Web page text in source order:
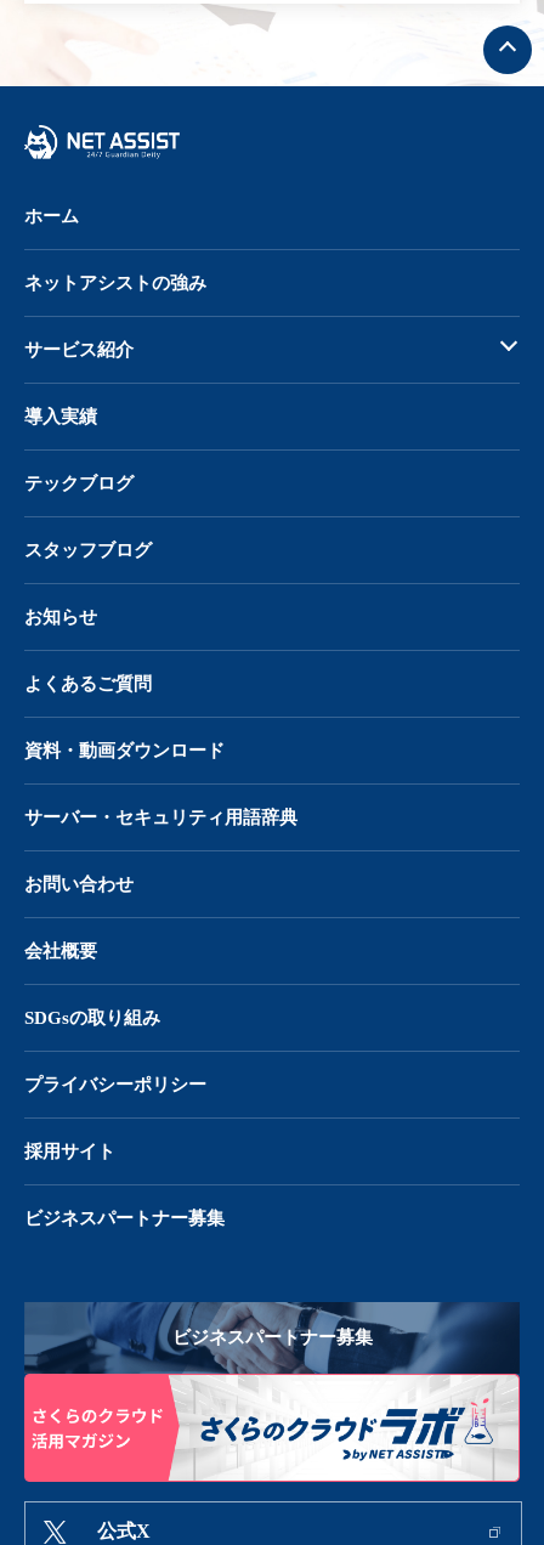
ト
ッ
プ
へ
ホーム
ネットアシストの強み
サービス紹介
導入実績
テックブログ
スタッフブログ
お知らせ
よくあるご質問
資料・動画ダウンロード
サーバー・ セキュリティ用語辞典
お問い合わせ
会社概要
SDGsの取り組み
プライバシーポリシー
採用サイト
ビジネスパートナー募集
ビジネスパートナー募集
公式X